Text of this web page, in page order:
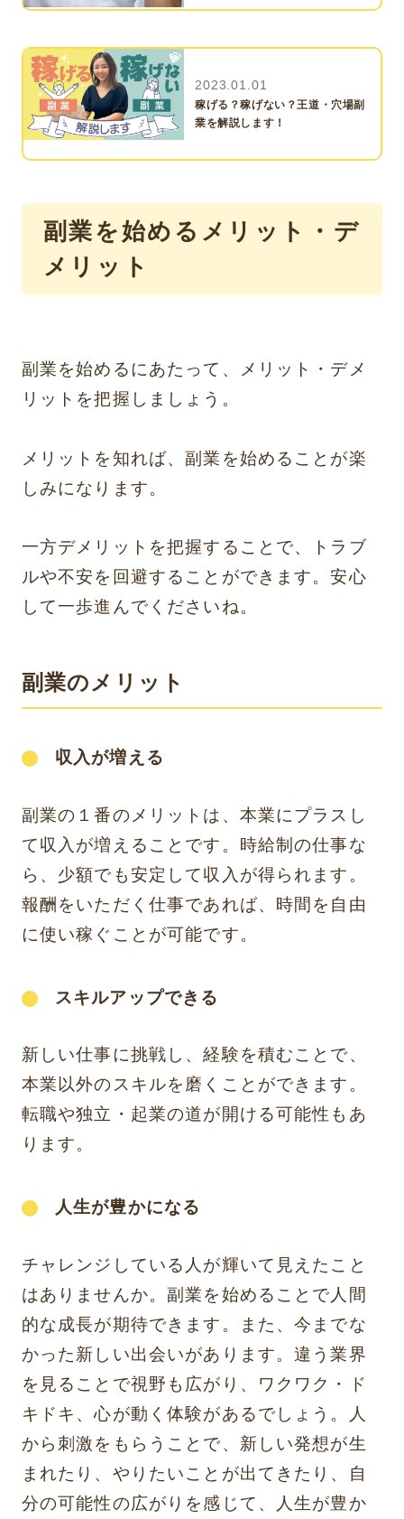
2023.01.01
稼げる？稼げない？王道・穴場副
業を解説します！
副業を始めるメリット・デ
メリット
副業を始めるにあたって、メリット・デメ
リットを把握しましょう。
メリットを知れば、副業を始めることが楽
しみになります。
一方デメリットを把握することで、トラブ
ルや不安を回避することができます。安心
して一歩進んでくださいね。
副業のメリット
収入が増える
副業の１番のメリットは、本業にプラスし
て収入が増えることです。時給制の仕事な
ら、少額でも安定して収入が得られます。
報酬をいただく仕事であれば、時間を自由
に使い稼ぐことが可能です。
スキルアップできる
新しい仕事に挑戦し、経験を積むことで、
本業以外のスキルを磨くことができます。
転職や独立・起業の道が開ける可能性もあ
ります。
人生が豊かになる
チャレンジしている人が輝いて見えたこと
はありませんか。副業を始めることで人間
的な成長が期待できます。また、今までな
かった新しい出会いがあります。違う業界
を見ることで視野も広がり、ワクワク・ド
キドキ、心が動く体験があるでしょう。人
から刺激をもらうことで、新しい発想が生
まれたり、やりたいことが出てきたり、自
分の可能性の広がりを感じて、人生が豊か